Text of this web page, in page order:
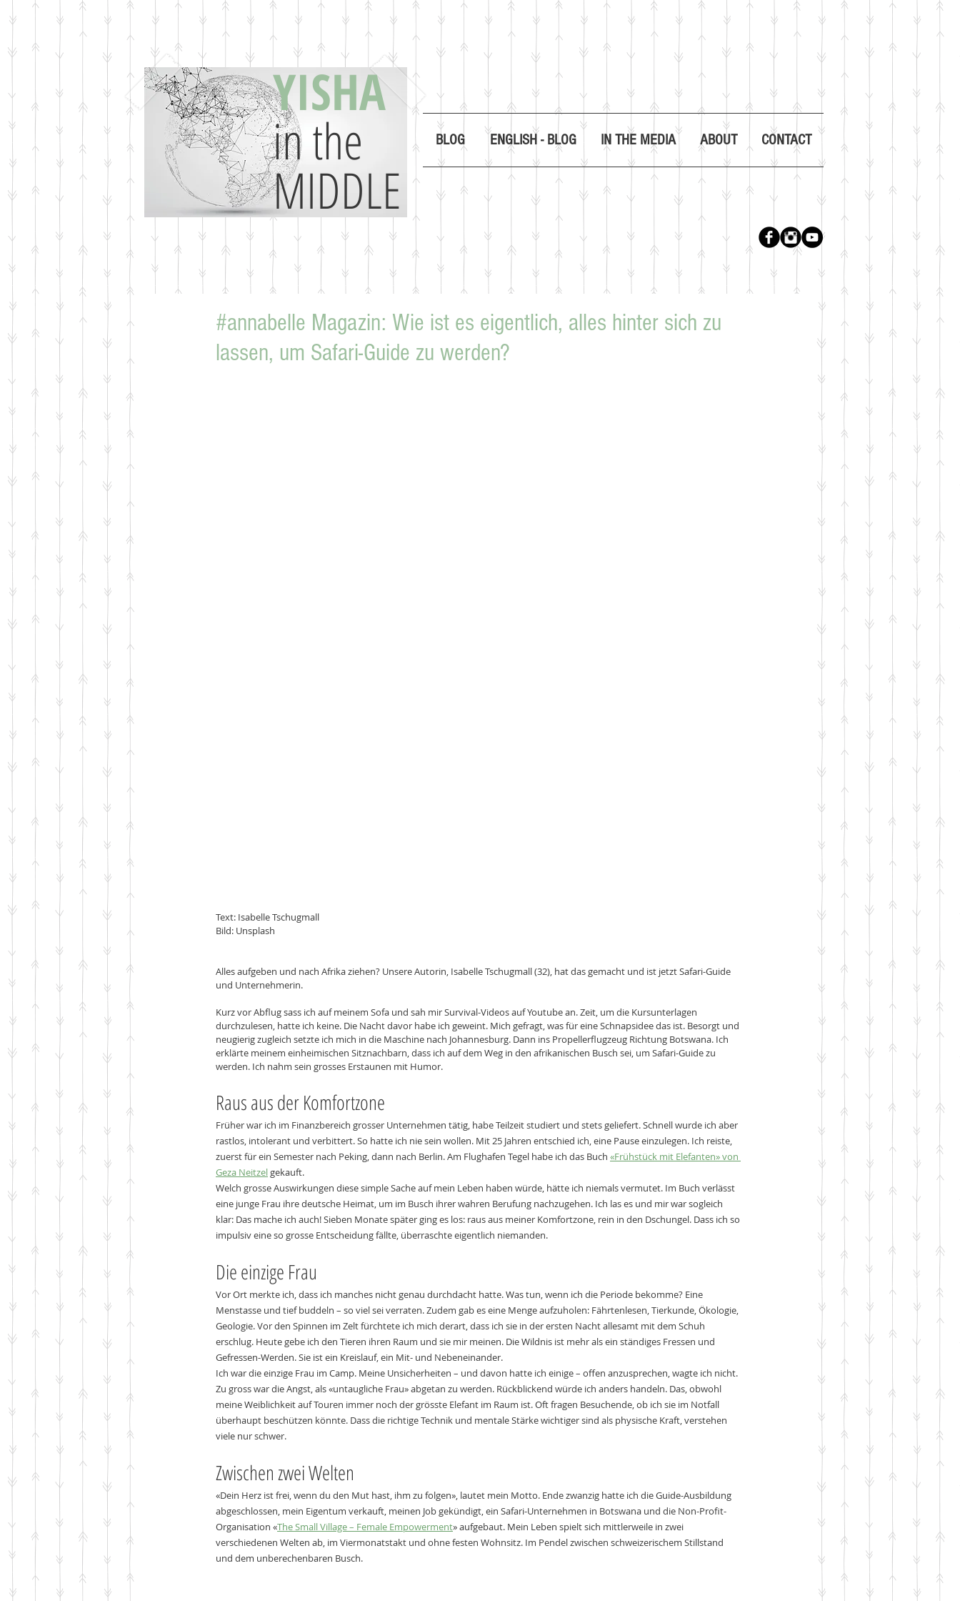
YISHA
in the
MIDDLE
BLOG ENGLISH - BLOG IN THE MEDIA ABOUT CONTACT
#annabelle Magazin: Wie ist es eigentlich, alles hinter sich zu
lassen, um Safari-Guide zu werden?
Text: Isabelle Tschugmall
Bild: Unsplash
Alles aufgeben und nach Afrika ziehen? Unsere Autorin, Isabelle Tschugmall (32), hat das gemacht und ist jetzt Safari-Guide
und Unternehmerin.
Kurz vor Abflug sass ich auf meinem Sofa und sah mir Survival-Videos auf Youtube an. Zeit, um die Kursunterlagen
durchzulesen, hatte ich keine. Die Nacht davor habe ich geweint. Mich gefragt, was für eine Schnapsidee das ist. Besorgt und
neugierig zugleich setzte ich mich in die Maschine nach Johannesburg. Dann ins Propellerflugzeug Richtung Botswana. Ich
erklärte meinem einheimischen Sitznachbarn, dass ich auf dem Weg in den afrikanischen Busch sei, um Safari-Guide zu
werden. Ich nahm sein grosses Erstaunen mit Humor.
Raus aus der Komfortzone
Früher war ich im Finanzbereich grosser Unternehmen tätig, habe Teilzeit studiert und stets geliefert. Schnell wurde ich aber
rastlos, intolerant und verbittert. So hatte ich nie sein wollen. Mit 25 Jahren entschied ich, eine Pause einzulegen. Ich reiste,
zuerst für ein Semester nach Peking, dann nach Berlin. Am Flughafen Tegel habe ich das Buch «Frühstück mit Elefanten» von
Geza Neitzel gekauft.
Welch grosse Auswirkungen diese simple Sache auf mein Leben haben würde, hätte ich niemals vermutet. Im Buch verlässt
eine junge Frau ihre deutsche Heimat, um im Busch ihrer wahren Berufung nachzugehen. Ich las es und mir war sogleich
klar: Das mache ich auch! Sieben Monate später ging es los: raus aus meiner Komfortzone, rein in den Dschungel. Dass ich so
impulsiv eine so grosse Entscheidung fällte, überraschte eigentlich niemanden.
Die einzige Frau
Vor Ort merkte ich, dass ich manches nicht genau durchdacht hatte. Was tun, wenn ich die Periode bekomme? Eine
Menstasse und tief buddeln – so viel sei verraten. Zudem gab es eine Menge aufzuholen: Fährtenlesen, Tierkunde, Ökologie,
Geologie. Vor den Spinnen im Zelt fürchtete ich mich derart, dass ich sie in der ersten Nacht allesamt mit dem Schuh
erschlug. Heute gebe ich den Tieren ihren Raum und sie mir meinen. Die Wildnis ist mehr als ein ständiges Fressen und
Gefressen-Werden. Sie ist ein Kreislauf, ein Mit- und Nebeneinander.
Ich war die einzige Frau im Camp. Meine Unsicherheiten – und davon hatte ich einige – offen anzusprechen, wagte ich nicht.
Zu gross war die Angst, als «untaugliche Frau» abgetan zu werden. Rückblickend würde ich anders handeln. Das, obwohl
meine Weiblichkeit auf Touren immer noch der grösste Elefant im Raum ist. Oft fragen Besuchende, ob ich sie im Notfall
überhaupt beschützen könnte. Dass die richtige Technik und mentale Stärke wichtiger sind als physische Kraft, verstehen
viele nur schwer.
Zwischen zwei Welten
«Dein Herz ist frei, wenn du den Mut hast, ihm zu folgen», lautet mein Motto. Ende zwanzig hatte ich die Guide-Ausbildung
abgeschlossen, mein Eigentum verkauft, meinen Job gekündigt, ein Safari-Unternehmen in Botswana und die Non-Profit-
Organisation «The Small Village – Female Empowerment» aufgebaut. Mein Leben spielt sich mittlerweile in zwei
verschiedenen Welten ab, im Viermonatstakt und ohne festen Wohnsitz. Im Pendel zwischen schweizerischem Stillstand
und dem unberechenbaren Busch.